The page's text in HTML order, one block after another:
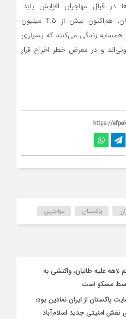
در قبال مهاجران افزایش یابد.
براساس آمار این سازمان، هم‌اکنون بیش از ۴.۵ میلیون
همسایه زندگی می‌کنند که بسیاری
و در معرض خطر اخراج قرار
https://
پاکستان مهاجرین
علیه طالبان، واکنشی به
مسکو است
پاکستان از ایران نمادین بود؛
نقش امنیتی جدید اسلام‌آباد